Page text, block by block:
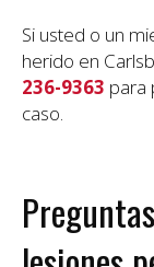
Si usted o un
herido en
236-9363 para
caso.